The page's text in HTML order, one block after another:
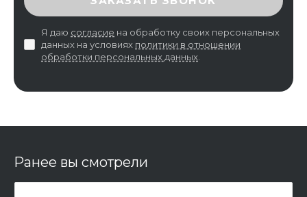
Я даю согласие на обработку своих персональных
данных на условиях политики в отношении
обработки персональных данных.
Ранее вы смотрели